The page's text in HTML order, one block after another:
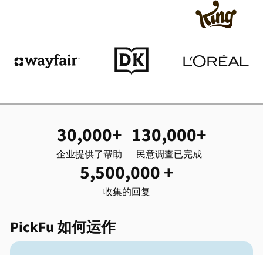
30,000+
企业提供了帮助
130,000+
民意调查已完成
5,500,000 +
收集的回复
PickFu 如何运作